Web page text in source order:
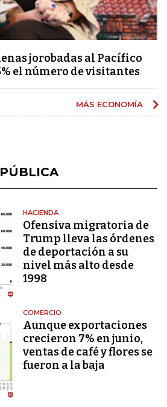
jorobadas al Pacífico
el número de visitantes
MÁS ECONOMÍA
HACIENDA
Ofensiva migratoria de
Trump lleva las órdenes
de deportación a su
nivel más alto desde
1998
COMERCIO
Aunque exportaciones
crecieron 7% en junio,
ventas de café y flores se
fueron a la baja